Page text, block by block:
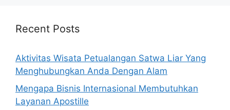
Recent Posts
Aktivitas Wisata Petualangan Satwa Liar Yang
Menghubungkan Anda Dengan Alam
Mengapa Bisnis Internasional Membutuhkan
Layanan Apostille